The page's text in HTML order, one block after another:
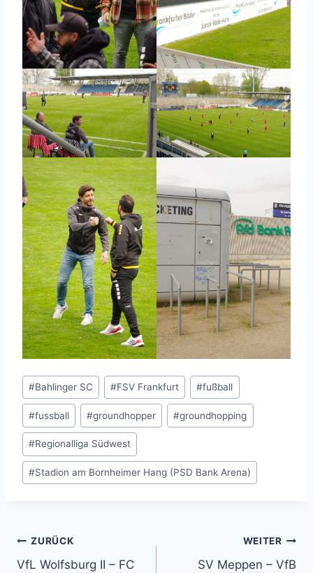
Schlagworte:
#Bahlinger SC #FSV Frankfurt #fußball
#fussball #groundhopper #groundhopping
#Regionalliga Südwest
#Stadion am Bornheimer Hang (PSD Bank Arena)
Beitragsnavigation
ZURÜCK
VfL Wolfsburg II – FC
WEITER
SV Meppen – VfB